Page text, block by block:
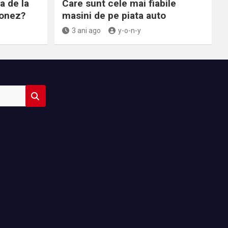
de la
Care sunt cele mai fiabile
masini de pe piata auto
3 ani ago y-o-n-y